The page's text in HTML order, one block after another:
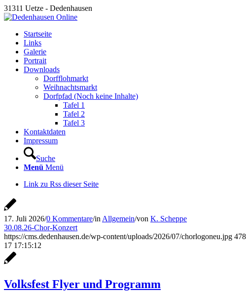
31311 Uetze - Dedenhausen
Startseite
Links
Galerie
Portrait
Downloads
Dorfflohmarkt
Weihnachtsmarkt
Dorfpfad (Noch keine Inhalte)
Tafel 1
Tafel 2
Tafel 3
Kontaktdaten
Impressum
Suche
Menü Menü
Link zu Rss dieser Seite
17. Juli 2026/0 Kommentare/in Allgemein/von K. Scheppe
30.08.26-Chor-Konzert
https://cms.dedenhausen.de/wp-content/uploads/2026/07/chorlogoneu.jpg 478
17 17:15:12
Volksfest Flyer und Programm